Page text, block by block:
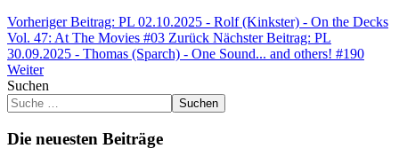
Vorheriger Beitrag: PL 02.10.2025 - Rolf (Kinkster) - On the Decks
Vol. 47: At The Movies #03 Zurück Nächster Beitrag: PL
30.09.2025 - Thomas (Sparch) - One Sound... and others! #190
Weiter
Suchen
Suchen
Die neuesten Beiträge